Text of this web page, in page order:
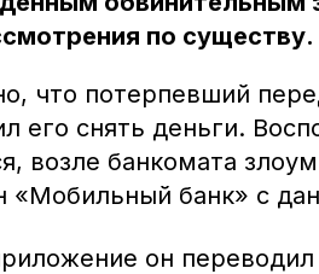
по существу.
что потерпевший
его снять деньги.
возле банкомата
«Мобильный банк» с
он